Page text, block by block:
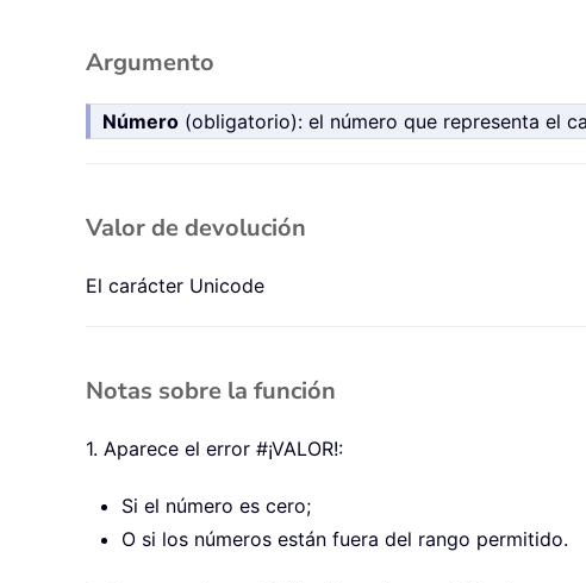
Argumento
Número (obligatorio): el número que representa el
Valor de devolución
El carácter Unicode
Notas sobre la función
1. Aparece el error #¡VALOR!:
Si el número es cero;
O si los números están fuera del rango permitido.